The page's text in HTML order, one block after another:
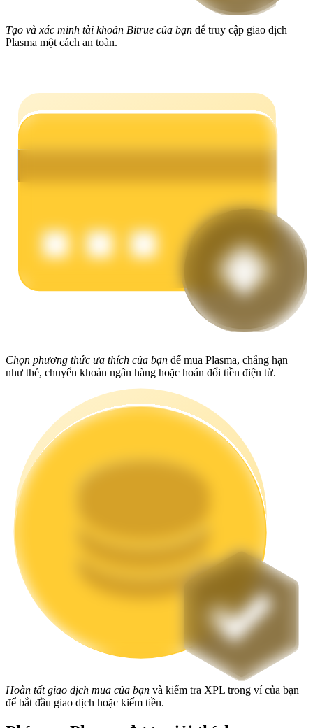
Earn
Làm cho tài sản của bạn tăng giá trị đều đặn
Staking
Lợi nhuận cao và truy cập ngay lập tức
Launchpool
Đặt cọc linh hoạt để kiếm được các token phổ biến.
Tạo và xác minh tài khoản Bitrue của bạn để truy cập giao dịch
Plasma một cách an toàn.
Chọn phương thức ưa thích của bạn để mua Plasma, chẳng hạn
như thẻ, chuyển khoản ngân hàng hoặc hoán đổi tiền điện tử.
Hoàn tất giao dịch mua của bạn và kiểm tra XPL trong ví của bạn
để bắt đầu giao dịch hoặc kiếm tiền.